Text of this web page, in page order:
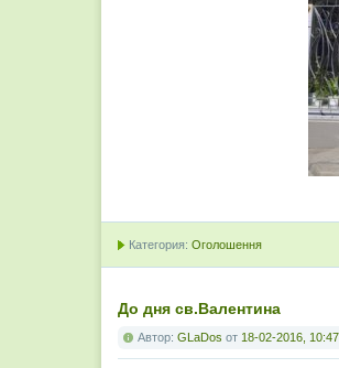
Категория: Оголошення
До дня св.Валентина
Автор: GLaDos от 18-02-2016, 10:47